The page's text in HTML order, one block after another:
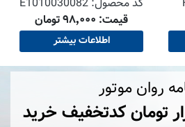
کد محصول: E1010030082
قیمت: ۹۸٬۰۰۰ تومان
اطلاعات بیشتر
روان موتور
حالا ۱۰ هزار تومان کد‌تخفیف خرید